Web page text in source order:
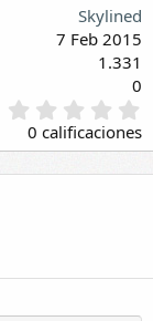
Skylined
7 Feb 2015
1.331
0
,
0
0
l
0 calificaciones